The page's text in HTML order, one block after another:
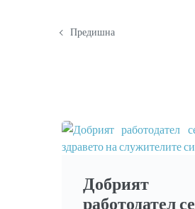
Предишна
Добрият
работодател се